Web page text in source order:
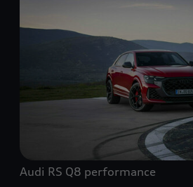
Audi RS Q8 performance